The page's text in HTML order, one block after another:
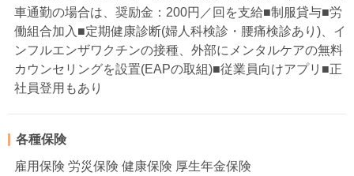
車通勤の場合は、奨励金：200円／回を支給■制服貸与■労
働組合加入■定期健康診断(婦人科検診・腰痛検診あり)、イ
ンフルエンザワクチンの接種、外部にメンタルケアの無料
カウンセリングを設置(EAPの取組)■従業員向けアプリ■正
社員登用もあり
各種保険
雇用保険 労災保険 健康保険 厚生年金保険